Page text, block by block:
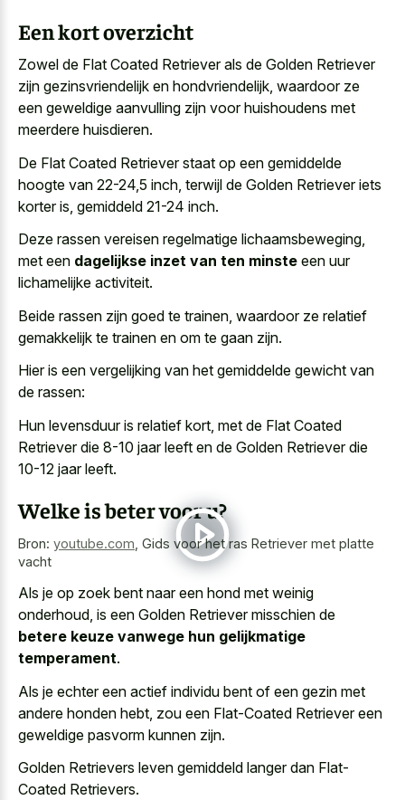
Een kort overzicht
Zowel de Flat Coated Retriever als de Golden Retriever
zijn gezinsvriendelijk en hondvriendelijk, waardoor ze
een geweldige aanvulling zijn voor huishoudens met
meerdere huisdieren.
De Flat Coated Retriever staat op een gemiddelde
hoogte van 22-24,5 inch, terwijl de Golden Retriever iets
korter is, gemiddeld 21-24 inch.
Deze rassen vereisen regelmatige lichaamsbeweging,
met een dagelijkse inzet van ten minste een uur
lichamelijke activiteit.
Beide rassen zijn goed te trainen, waardoor ze relatief
gemakkelijk te trainen en om te gaan zijn.
Hier is een vergelijking van het gemiddelde gewicht van
de rassen:
Hun levensduur is relatief kort, met de Flat Coated
Retriever die 8-10 jaar leeft en de Golden Retriever die
10-12 jaar leeft.
Welke is beter voor u?
Bron: youtube.com Gids voor het ras Retriever met platte
vacht
Als je op zoek bent naar een hond met weinig
onderhoud, is een Golden Retriever misschien de
betere keuze vanwege hun gelijkmatige
temperament.
Als je echter een actief individu bent of een gezin met
andere honden hebt, zou een Flat-Coated Retriever een
geweldige pasvorm kunnen zijn.
Golden Retrievers leven gemiddeld langer dan Flat-
Coated Retrievers.